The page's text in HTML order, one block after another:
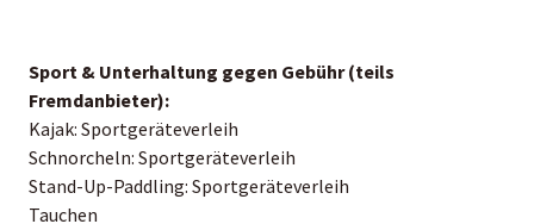
Sport & Unterhaltung gegen Gebühr (teils
Fremdanbieter):
Kajak: Sportgeräteverleih
Schnorcheln: Sportgeräteverleih
Stand-Up-Paddling: Sportgeräteverleih
Tauchen